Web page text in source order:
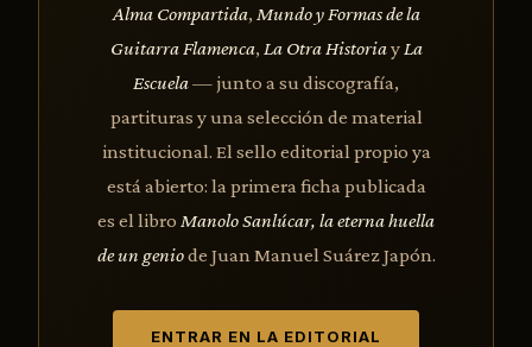
Alma Compartida, Mundo y Formas de la
Guitarra Flamenca, La Otra HistoriayLa
Escuela— junto a su discografía,
partituras y una selección de material
institucional. El sello editorial propio ya
está abierto: la primera ficha publicada
es el libro Manolo Sanlúcar, la eterna huella
de un geniode Juan Manuel Suárez Japón.
ENTRAR EN LA EDITORIAL